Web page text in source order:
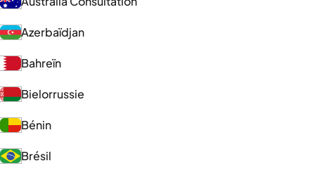
Azerbaïdjan
Bahreïn
Bielorrussie
Bénin
Brésil